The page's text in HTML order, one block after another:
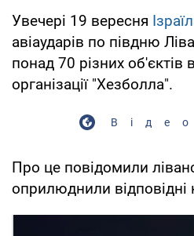
Увечері 19 вересня
авіаударів по півдню
понад 70 різних об'єктів
організації "Хезболла".
Про це повідомили
оприлюднили відповідні